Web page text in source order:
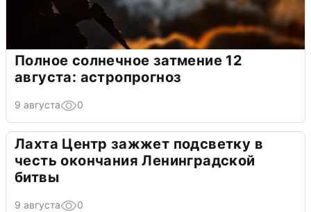
Полное солнечное затмение 12
августа: астропрогноз
9 августа 0
Лахта Центр зажжет подсветку в
честь окончания Ленинградской
битвы
9 августа 0